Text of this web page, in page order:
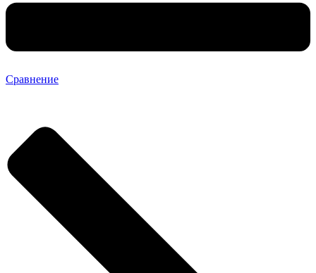
Сравнение